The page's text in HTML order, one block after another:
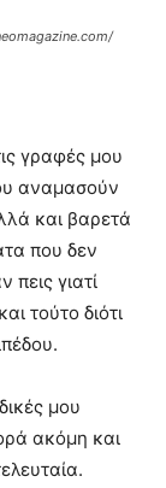
γραφές μου
αναμασούν
και βαρετά
που δεν
πεις γιατί
τούτο διότι
μου
ακόμη και